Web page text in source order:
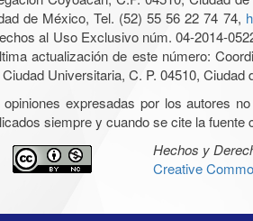
de México, Tel. (52) 55 56 22 74 74,
al Uso Exclusivo núm. 04-2014-
actualización de este número:
Universitaria, C. P. 04510,
opiniones expresadas por los autores
siempre y cuando se cite la
Hechos y
Creative